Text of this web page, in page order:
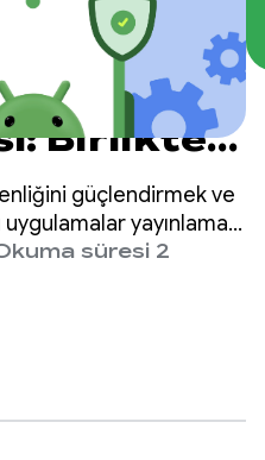
Birlikte
birgüçlendirmek ve
yayınlamak
önlemek
süresi 2